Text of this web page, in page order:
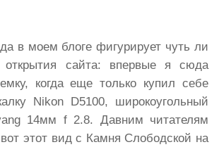
в моем блоге фигурирует чуть ли
сайта: впервые я сюда
когда еще только купил себе
Nikon D5100, широкоугольный
14мм f 2.8. Давним читателям
этот вид с Камня Слободской на